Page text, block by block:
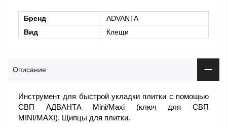
Бренд
ADVANTA
Вид
Клещи
Описание
Инструмент для быстрой укладки плитки с помощью
СВП АДВАНТА Mini/Maxi (ключ для СВП
MINI/MAXI). Щипцы для плитки.